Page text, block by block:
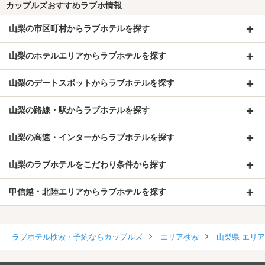
カップルズおすすめラブホ情報
山梨の市区町村からラブホテルを探す
山梨のホテルエリアからラブホテルを探す
山梨のデートスポットからラブホテルを探す
山梨の路線・駅からラブホテルを探す
山梨の高速・インターからラブホテルを探す
山梨のラブホテルをこだわり条件から探す
甲信越・北陸エリアからラブホテルを探す
ラブホテル検索・予約ならカップルズ エリア検索 山梨県 エリ